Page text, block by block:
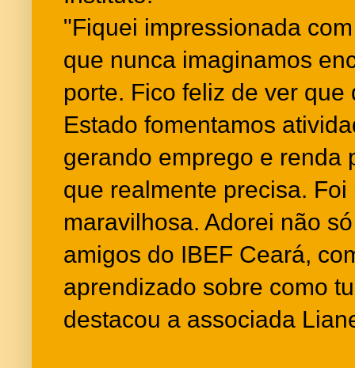
"Fiquei impressionada
que nunca imaginamos
porte. Fico feliz de ver que
Estado fomentamos
gerando emprego e renda
que realmente precisa.
maravilhosa. Adorei não
amigos do IBEF Ceará,
aprendizado sobre como
destacou a associada